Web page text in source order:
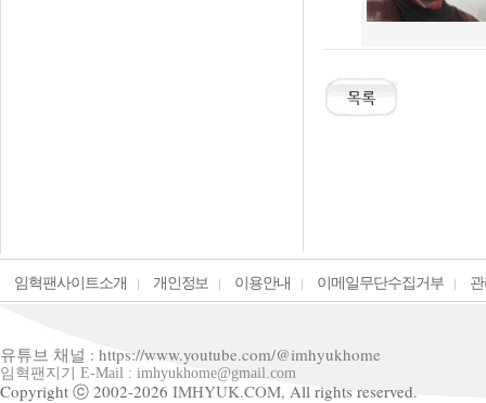
임혁팬사이트소개 개인정보 이용안내 이메일무단수집거부
유튜브 채널 : https://www.youtube.com/@imhyukhome
임혁팬지기 E-Mail : imhyukhome@gmail.com
Copyright ⓒ 2002-2026 IMHYUK.COM, All rights reserved.